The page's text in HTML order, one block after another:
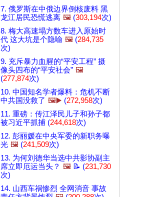
7. 俄罗斯在中俄边界倒核废料 黑
龙江居民恐慌逃离 🖼️ (303,194次)
8. 梅大高速塌方数车进入原始时
代 这大坑是个隐喻 🖼️ (284,735
次)
9. 充斥暴力血腥的“平安工程” 摄
像头四布的“平安社会” 🖼️
(277,874次)
10. 中国知名学者爆料：危机不断
中共国没救了 🖼️▶️ (272,958次)
11. 重磅：传江泽民儿子和孙子都
被习近平抓捕 (244,618次)
12. 彭丽媛在中央军委的新职务曝
光 🖼️ (241,509次)
13. 为何刘德华当选中共影协副主
席立即厄运当头？ 🖼️ 📝 (231,730
次)
14. 山西车祸惨烈 全网消音 事故